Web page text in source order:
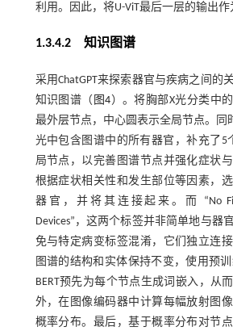
利用。因此，将U-ViT最后一层的输出作
1.3.4.2 知识图谱
采用ChatGPT来探索器官与疾病之间的
知识图谱（ 图4）。将胸部X光分类中
最外层节点，中心圆表示全局节点。同
光中包含图谱中的所有器官，补充了5
局节点，以完善图谱节点并强化症状
根据症状相关性和发生部位等因素，
器官，并将其连接起来。而 “No
Devices”，这两个标签并非简单地与器
免与特定病变标签混淆，它们独立连
图谱的结构和实体保持不变，使用预
BERT预先为每个节点生成词嵌入，从
外，在图像编码器中计算每幅放射图
概率分布。最后，基于概率分布对节